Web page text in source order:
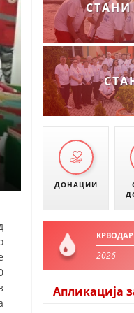
ДОНАЦИИ
2026
Апликација